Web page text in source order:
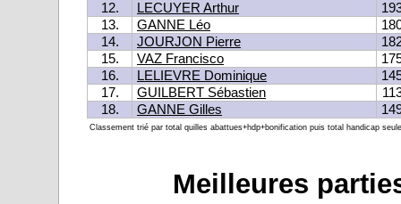
12.
LECUYER Arthur
13.
GANNE Léo
14.
JOURJON Pierre
15.
VAZ Francisco
16.
LELIEVRE Dominique
17.
GUILBERT Sébastien
18.
GANNE Gilles
Classement trié par total quilles abattues+hdp+bonification puis total handicap
Meilleures